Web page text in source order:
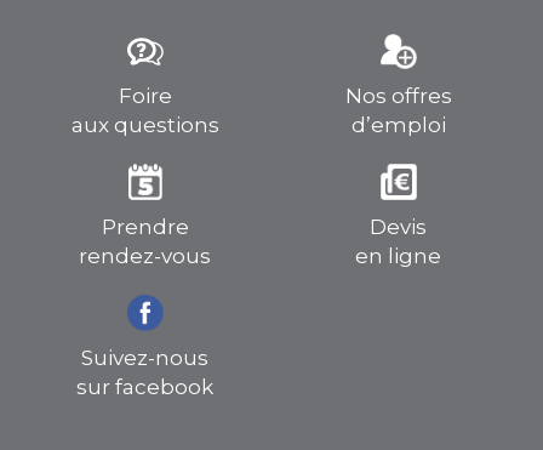
Foire
aux questions
Nos offres
d’emploi
Prendre
rendez-vous
Devis
en ligne
Suivez-nous
sur facebook